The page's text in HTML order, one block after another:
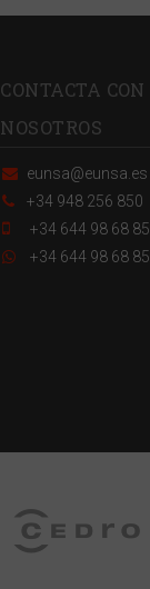
CONTACTA CON
NOSOTROS
eunsa@eunsa.es
+34 948 256 850
+34 644 98 68 85
+34 644 98 68 85